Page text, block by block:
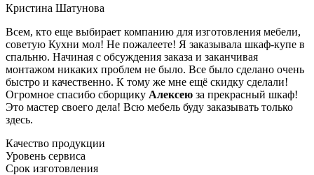
Кристина Шатунова
Всем, кто еще выбирает компанию для изготовления мебели,
советую Кухни мол! Не пожалеете! Я заказывала шкаф-купе в
спальню. Начиная с обсуждения заказа и заканчивая
монтажом никаких проблем не было. Все было сделано очень
быстро и качественно. К тому же мне ещё скидку сделали!
Огромное спасибо сборщику Алексею за прекрасный шкаф!
Это мастер своего дела! Всю мебель буду заказывать только
здесь.
Качество продукции
Уровень сервиса
Срок изготовления